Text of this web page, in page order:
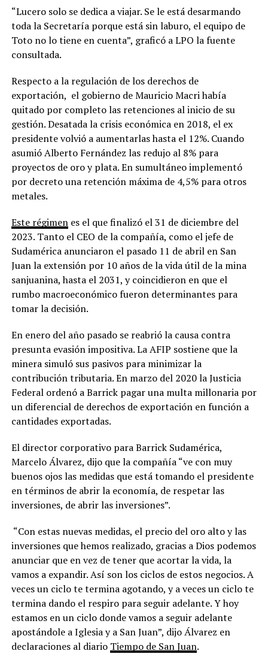
“Lucero solo se dedica a viajar. Se le está desarmando
toda la Secretaría porque está sin laburo, el equipo de
Toto no lo tiene en cuenta”, graficó a LPO la fuente
consultada.
Respecto a la regulación de los derechos de
exportación, el gobierno de Mauricio Macri había
quitado por completo las retenciones al inicio de su
gestión. Desatada la crisis económica en 2018, el ex
presidente volvió a aumentarlas hasta el 12%. Cuando
asumió Alberto Fernández las redujo al 8% para
proyectos de oro y plata. En sumultáneo implementó
por decreto una retención máxima de 4,5% para otros
metales.
Este régimenes el que finalizó el 31 de diciembre del
2023. Tanto el CEO de la compañía, como el jefe de
Sudamérica anunciaron el pasado 11 de abril en San
Juan la extensión por 10 años de la vida útil de la mina
sanjuanina, hasta el 2031, y coincidieron en que el
rumbo macroeconómico fueron determinantes para
tomar la decisión.
En enero del año pasado se reabrió la causa contra
presunta evasión impositiva. La AFIP sostiene que la
minera simuló sus pasivos para minimizar la
contribución tributaria. En marzo del 2020 la Justicia
Federal ordenó a Barrick pagar una multa millonaria por
un diferencial de derechos de exportación en función a
cantidades exportadas.
El director corporativo para Barrick Sudamérica,
Marcelo Álvarez, dijo que la compañía “ve con muy
buenos ojos las medidas que está tomando el presidente
en términos de abrir la economía, de respetar las
inversiones, de abrir las inversiones”.
“Con estas nuevas medidas, el precio del oro alto y las
inversiones que hemos realizado, gracias a Dios podemos
anunciar que en vez de tener que acortar la vida, la
vamos a expandir. Así son los ciclos de estos negocios. A
veces un ciclo te termina agotando, y a veces un ciclo te
termina dando el respiro para seguir adelante. Y hoy
estamos en un ciclo donde vamos a seguir adelante
apostándole a Iglesia y a San Juan”, dijo Álvarez en
declaraciones al diario Tiempo de San Juan.